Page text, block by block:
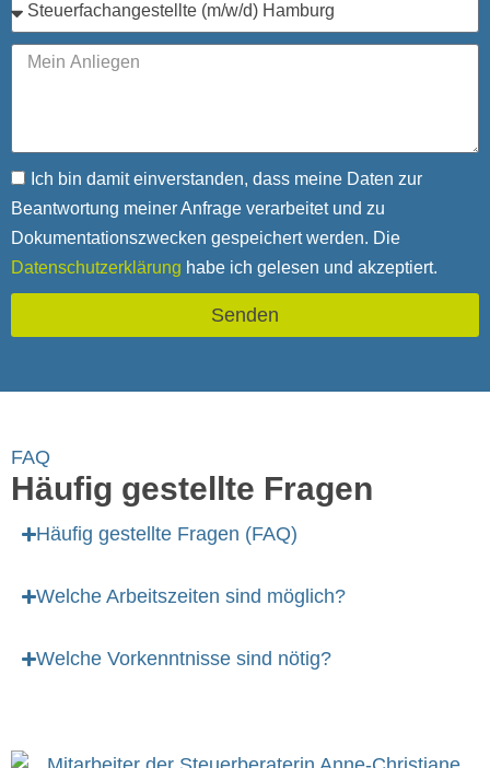
Ich bin damit einverstanden, dass meine Daten zur
Beantwortung meiner Anfrage verarbeitet und zu
Dokumentationszwecken gespeichert werden. Die
Datenschutzerklärung habe ich gelesen und akzeptiert.
Senden
FAQ
Häufig gestellte Fragen
Häufig gestellte Fragen (FAQ)
Welche Arbeitszeiten sind möglich?
Welche Vorkenntnisse sind nötig?